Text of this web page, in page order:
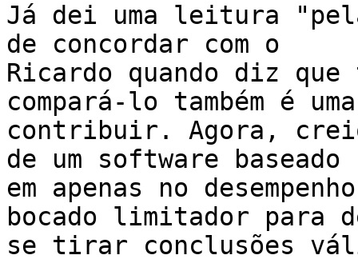
Já dei uma leitura
de concordar com o
Ricardo quando diz
compará-lo também é
contribuir. Agora, creio
de um software baseado
em apenas no
bocado limitador para
se tirar conclusões